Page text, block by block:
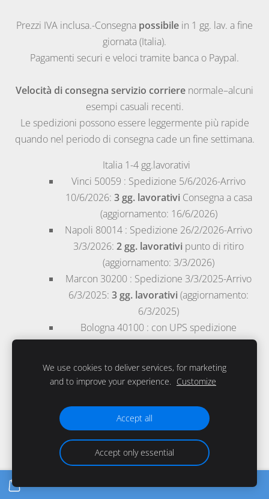
Prezzi IVA inclusa.-Consegna possibile in 1 gg. lav. a fine
giornata (Italia).
Pagamenti securi e veloci tramite banca o Paypal.
Velocità di consegna servizio corriere normale–alcuni
esempi casuali recenti.
Le spedizioni possono essere leggermente più rapide
quando nel periodo di consegna cade un fine settimana.
Italia 1-4 gg.lavorativi
Vinci 50059 : Spedizione 5/6/2026-Arrivo
10/6/2026: 3 gg. lavorativi Consegna a casa
(aggiornamento: 16/6/2026)
Napoli 80014 : Spedizione 26/2/2026-Arrivo
3/3/2026: 2 gg. lavorativi punto di ritiro
(aggiornamento: 3/3/2026)
Marcon 30200 : Spedizione 3/3/2025-Arrivo
6/3/2025: 3 gg. lavorativi (aggiornamento:
6/3/2025)
Bologna40100 : con UPS spedizione
17/9/2025-consegna 18/9/2025 :1
3-4 gg.lavorativi
Consegna a casa poste svizzera 1/9/2025-
gg. lavorativi
Detaggli?
Mostrami le 68 recensioni su Belgomedical su Google!
We use cookies to deliver services, for marketing
and to improve your experience. Customize
Accept all
Accept only essential